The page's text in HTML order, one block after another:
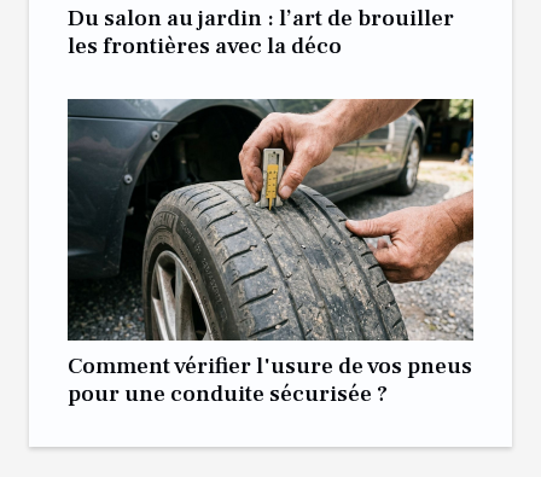
Du salon au jardin : l’art de brouiller
les frontières avec la déco
Comment vérifier l'usure de vos pneus
pour une conduite sécurisée ?